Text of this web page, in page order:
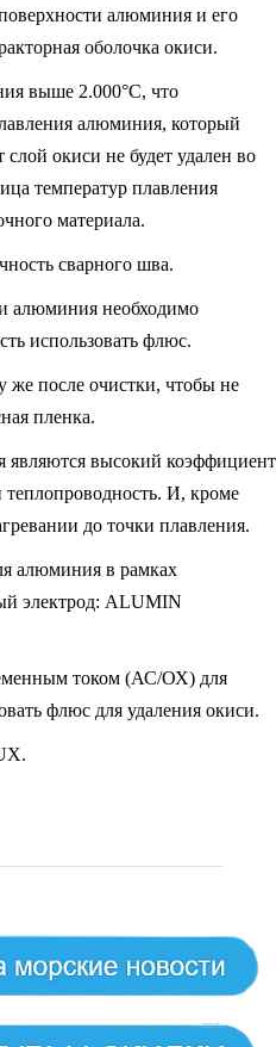
алюминия и его
оболочка окиси.
выше 2.000°С, что
алюминия, который
окиси не будет удален во
температур плавления
материала.
сварного шва.
алюминия необходимо
использовать флюс.
же после очистки, чтобы не
пленка.
высокий коэффициент
И, кроме
до точки плавления.
алюминия в рамках
электрод: ALUMIN
током (АС/ОХ) для
флюс для удаления окиси.